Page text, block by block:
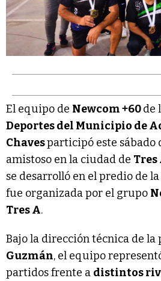
El equipo de Newcom +60de
Deportes del Municipio de
Chavesparticipó este sábado
amistoso en la ciudad de Tres
se desarrolló en el predio de la
fue organizada por el grupo
Tres A.
Bajo la dirección técnica de la
Guzmán, el equipo
partidos frente a distintos